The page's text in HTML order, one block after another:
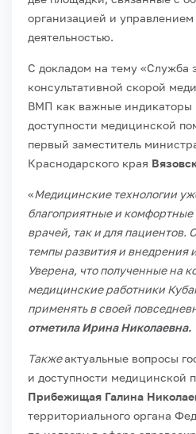
организацией и
деятельностью.
С докладом на тему «Служба
консультативной скорой
ВМП как важные индикаторы
доступности медицинской
первый заместитель
Краснодарского края
«Медицинские технологии
благоприятные и комфортные
врачей, так и для пациентов.
темпы развития и внедрения
Уверена, что полученные на
медицинские работники
применять в своей
отметила Ирина Николаевна.
Такжеактуальные вопросы
и доступности медицинской
Прибежищая Галина
территориального органа